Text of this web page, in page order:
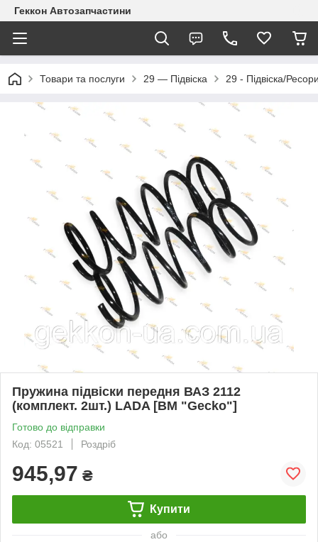
Геккон Автозапчастини
Товари та послуги 29 — Підвіска 29 - Підвіска/
Пружина підвіски передня ВАЗ 2112
(комплект. 2шт.) LADA [BM "Gecko"]
Готово до відправки
Код: 05521
Роздріб
945,97 ₴
Купити
або